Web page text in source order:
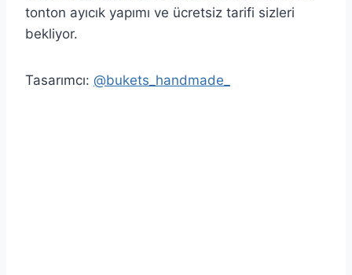
tonton ayıcık yapımı ve ücretsiz tarifi sizleri
bekliyor.
Tasarımcı: @bukets_handmade_